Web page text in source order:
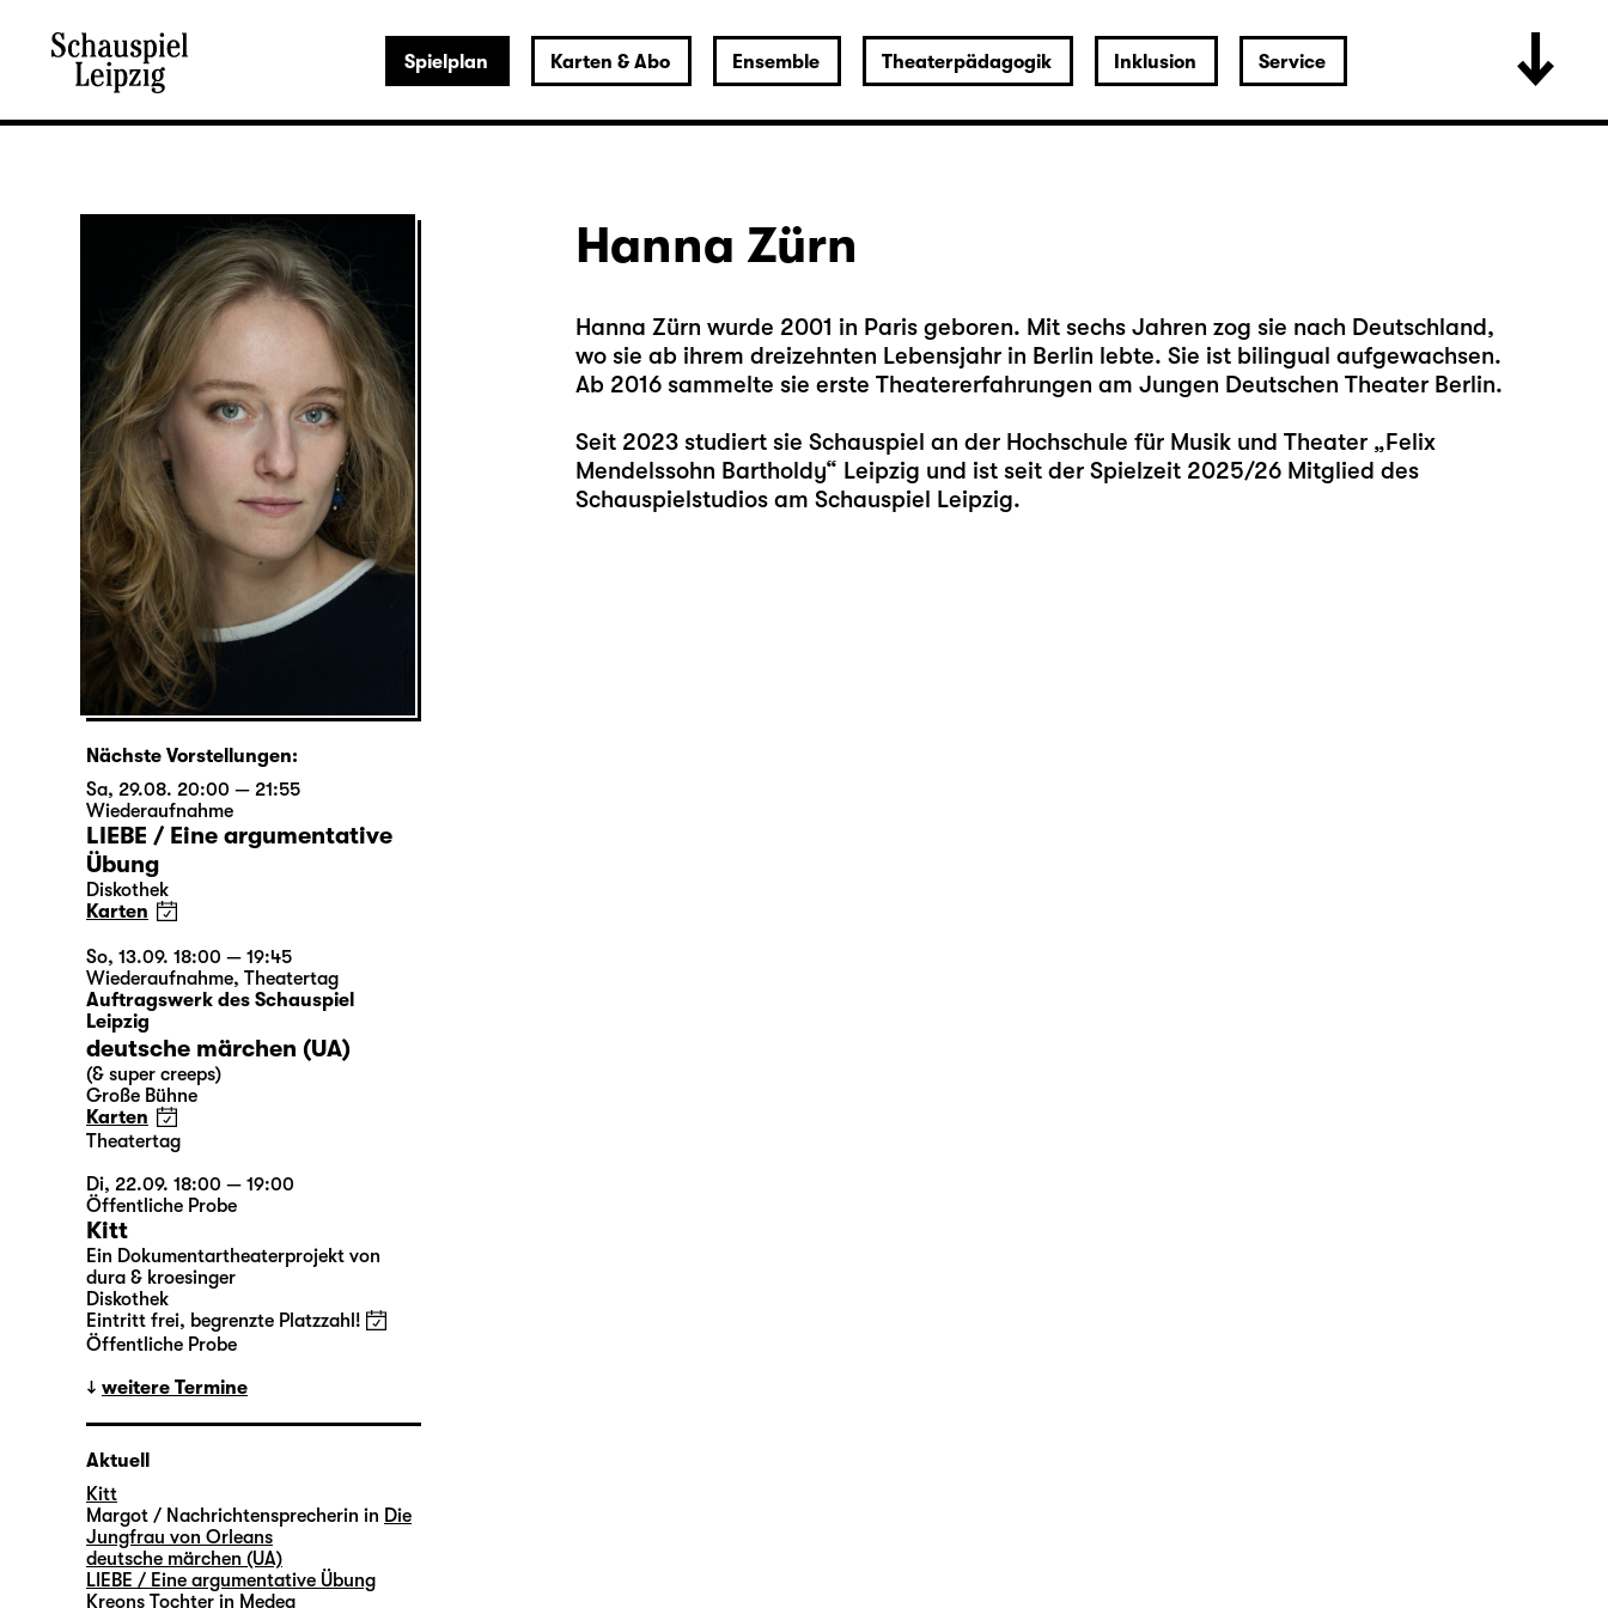
Spielplan Karten & Abo Ensemble Theaterpädagogik Inklusion Service
Hanna Zürn
Hanna Zürn wurde 2001 in Paris geboren. Mit sechs Jahren zog sie nach Deutschland,
wo sie ab ihrem dreizehnten Lebensjahr in Berlin lebte. Sie ist bilingual aufgewachsen.
Ab 2016 sammelte sie erste Theatererfahrungen am Jungen Deutschen Theater Berlin.
Seit 2023 studiert sie Schauspiel an der Hochschule für Musik und Theater „Felix
Mendelssohn Bartholdy“ Leipzig und ist seit der Spielzeit 2025/26 Mitglied des
Schauspielstudios am Schauspiel Leipzig.
Nächste Vorstellungen:
Sa, 29.08. 20:00 — 21:55
Wiederaufnahme
LIEBE / Eine argumentative
Übung
Diskothek
Karten
So, 13.09. 18:00 — 19:45
Wiederaufnahme, Theatertag
Auftragswerk des Schauspiel
Leipzig
deutsche märchen (UA)
(& super creeps)
Große Bühne
Karten
Theatertag
Di, 22.09. 18:00 — 19:00
Öffentliche Probe
Kitt
Ein Dokumentartheaterprojekt von
dura & kroesinger
Diskothek
Eintritt frei, begrenzte Platzzahl!
Öffentliche Probe
weitere Termine
Aktuell
Kitt
Margot / Nachrichtensprecherin in Die
Jungfrau von Orleans
deutsche märchen (UA)
LIEBE / Eine argumentative Übung
Kreons Tochter in Medea